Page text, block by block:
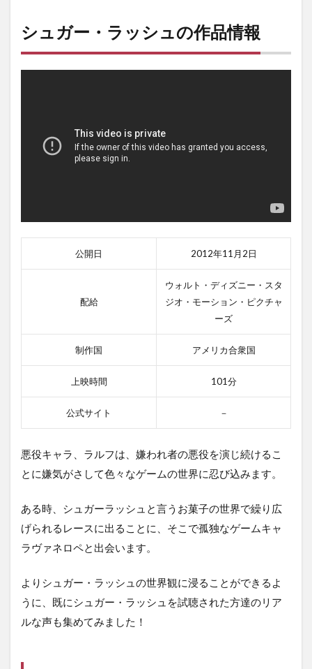
シュガー・ラッシュの作品情報
公開日 2012年11月2日
配給
ウォルト・ディズニー・スタ
ジオ・モーション・ピクチャ
ーズ
制作国 アメリカ合衆国
上映時間 101分
公式サイト －
悪役キャラ、ラルフは、嫌われ者の悪役を演じ続けるこ
とに嫌気がさして色々なゲームの世界に忍び込みます。
ある時、シュガーラッシュと言うお菓子の世界で繰り広
げられるレースに出ることに、そこで孤独なゲームキャ
ラヴァネロペと出会います。
よりシュガー・ラッシュの世界観に浸ることができるよ
うに、既にシュガー・ラッシュを試聴された方達のリア
ルな声も集めてみました！